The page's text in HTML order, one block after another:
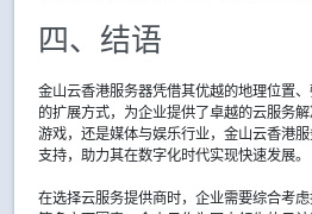
四、结语
金山云香港服务器凭借其优越的地理位置
的扩展方式，为企业提供了卓越的云服务解
游戏，还是媒体与娱乐行业，金山云香港
支持，助力其在数字化时代实现快速发展。
在选择云服务提供商时，企业需要综合考